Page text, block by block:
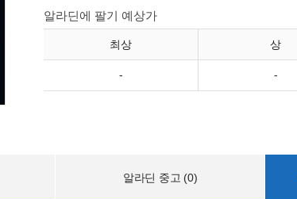
알라딘에 팔기 예상가
최상 상
- -
알라딘 중고 (0)